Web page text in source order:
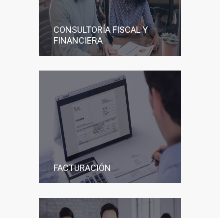
CONSULTORÍA FISCAL Y
FINANCIERA
FACTURACIÓN